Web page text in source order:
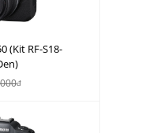
(Kit RF-S18-
đ